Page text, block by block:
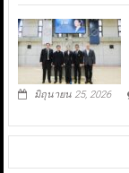
มิถุนายน 25, 2026